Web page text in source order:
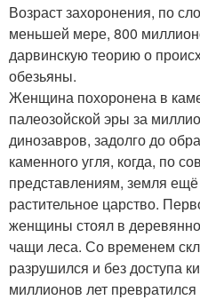
Возраст захоронения, по
меньшей мере, 800
дарвинскую теорию о
обезьяны.
Женщина похоронена в
палеозойской эры за
динозавров, задолго до
каменного угля, когда, по
представлениям, земля
растительное царство.
женщины стоял в
чащи леса. Со временем
разрушился и без доступа
миллионов лет